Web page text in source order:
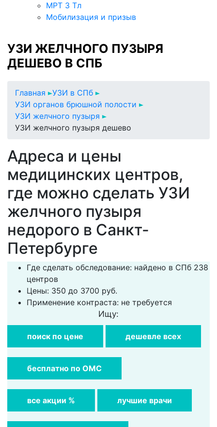
МРТ 3 Тл
Мобилизация и призыв
УЗИ ЖЕЛЧНОГО ПУЗЫРЯ
ДЕШЕВО В СПБ
Главная
УЗИ в СПб
УЗИ органов брюшной полости
УЗИ желчного пузыря
УЗИ желчного пузыря дешево
Адреса и цены
медицинских центров,
где можно сделать УЗИ
желчного пузыря
недорого в Санкт-
Петербурге
Где сделать обследование: найдено в СПб 238
центров
Цены: 350 до 3700 руб.
Применение контраста: не требуется
Ищу:
поиск по цене дешевле всех
бесплатно по ОМС
все акции % лучшие врачи